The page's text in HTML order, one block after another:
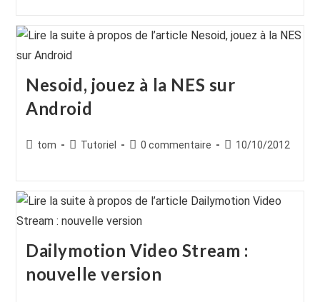
Nesoid, jouez à la NES sur
Android
Auteur/autrice
publication :
tom
PostTutoriel
Commentaires
0 commentaire
Publication
10/10/2012
Dailymotion Video Stream :
nouvelle version